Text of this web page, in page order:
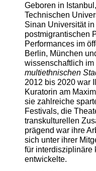
Geboren in
Technischen
Sinan Universität
postmigrantischen
Performances im
Berlin, München
wissenschaftlich
multiethnischen
2012 bis 2020 war
Kuratorin am
sie zahlreiche
Festivals, die
transkulturellen
prägend war ihre
sich unter ihrer
für interdisziplinäre
entwickelte.